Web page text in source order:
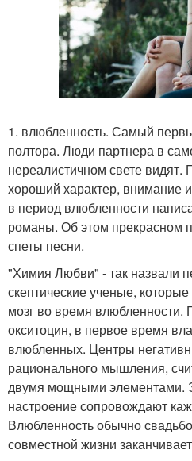
1. влюбленность. Самый
полтора. Люди партнера в
нереалистичном свете видят.
хороший характер, внимание
в период влюбленности
романы. Об этом прекрасном
спеты песни.
"Химия Любви" - так назвали
скептические ученые,
мозг во время
окситоцин, в первое время
влюбленных. Центры
рационального мышления,
двумя мощными элементами.
настроение сопровождают
Влюбленность обычно
совместной жизни